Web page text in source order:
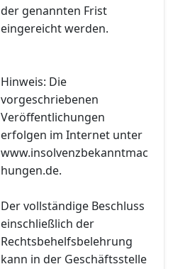
der genannten Frist
eingereicht werden.
Hinweis: Die
vorgeschriebenen
Veröffentlichungen
erfolgen im Internet unter
www.insolvenzbekanntmac
hungen.de.
Der vollständige Beschluss
einschließlich der
Rechtsbehelfsbelehrung
kann in der Geschäftsstelle